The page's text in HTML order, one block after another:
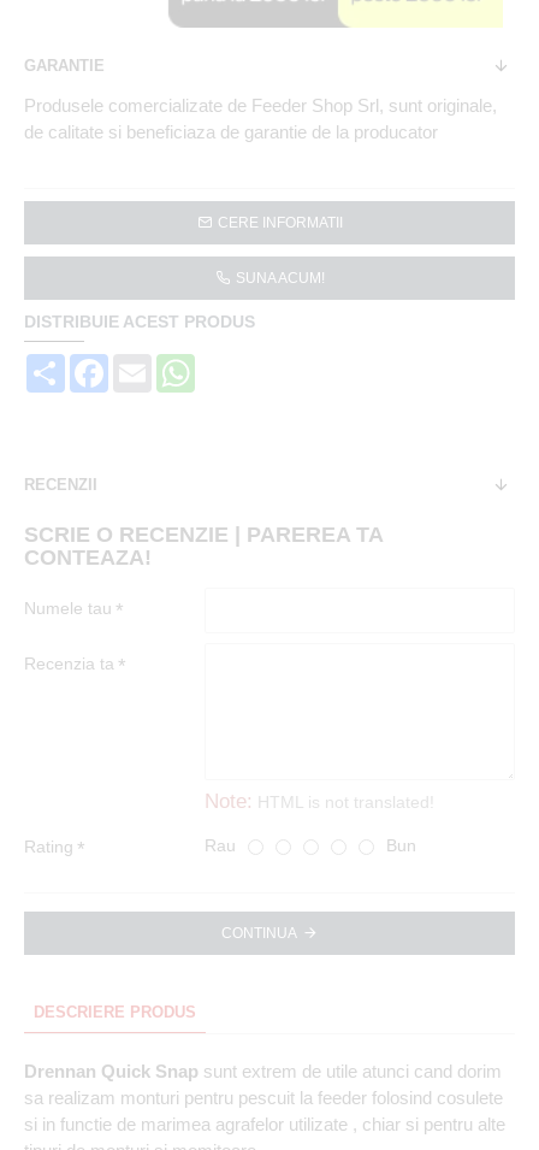
CERE INFORMATII
SUNA ACUM!
DISTRIBUIE ACEST PRODUS
Share Facebook
Email
GARANTIE
Produsele comercializate de Feeder Shop Srl, sunt originale,
de calitate si beneficiaza de garantie de la producator
RECENZII
SCRIE O RECENZIE | PAREREA TA
CONTEAZA!
Numele tau
Recenzia ta
Note: HTML is not translated!
Rating Rau Bun
CONTINUA
DESCRIERE PRODUS
Drennan Quick Snap sunt extrem de utile atunci cand dorim
sa realizam monturi pentru pescuit la feeder folosind cosulete
si in functie de marimea agrafelor utilizate , chiar si pentru alte